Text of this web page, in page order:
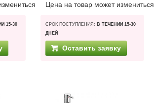
15-30
Цена на товар может измениться
СРОК ПОСТУПЛЕНИЯ: В ТЕЧЕНИИ 15-30
ДНЕЙ
Оставить заявку